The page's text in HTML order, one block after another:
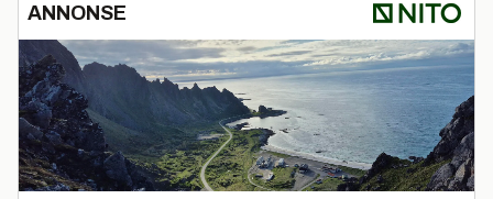
ANNONSE